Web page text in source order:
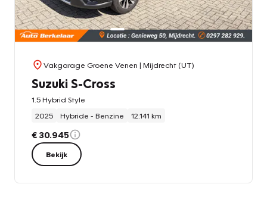
Vakgarage Groene Venen | Mijdrecht (UT)
Suzuki S-Cross
1.5 Hybrid Style
2025
Hybride - Benzine 12.141 km
€ 30.945
Bekijk